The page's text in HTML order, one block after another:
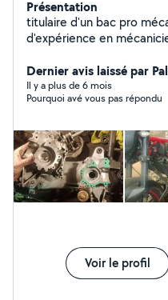
Présentation
titulaire d'un bac pro
d'expérience en
Dernier avis laissé par
Il y a plus de 6 mois
Pourquoi avé vous pas répondu
Voir le profil